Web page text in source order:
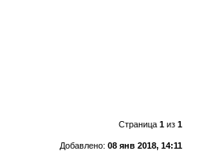
Страница 1из 1
Добавлено: 08 янв 2018, 14:11